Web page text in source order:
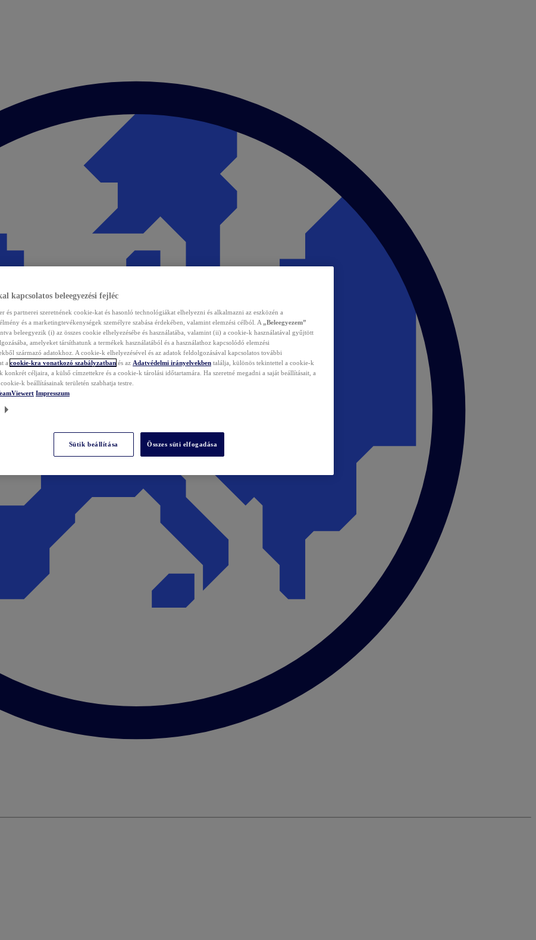
kapcsolatos beleegyezési fejléc
és partnerei szeretnének cookie-kat és hasonló technológiákat elhelyezni és alkalmazni az eszközén a
és a marketingtevékenységek személyre szabása érdekében, valamint elemzési célból. A „Beleegyezem”
beleegyezik (i) az összes cookie elhelyezésébe és használatába, valamint (ii) a cookie-k használatával gyűjtött
amelyeket társíthatunk a termékek használatából és a használathoz kapcsolódó elemzési
származó adatokhoz. A cookie-k elhelyezésével és az adatok feldolgozásával kapcsolatos további
a cookie-kra vonatkozó szabályzatban és az Adatvédelmi irányelvekben találja, különös tekintettel a cookie-k
konkrét céljaira, a külső címzettekre és a cookie-k tárolási időtartamára. Ha szeretné megadni a saját beállításait, a
k beállításainak területén szabhatja testre.
Impresszum
Sütik beállítása Összes süti elfogadása